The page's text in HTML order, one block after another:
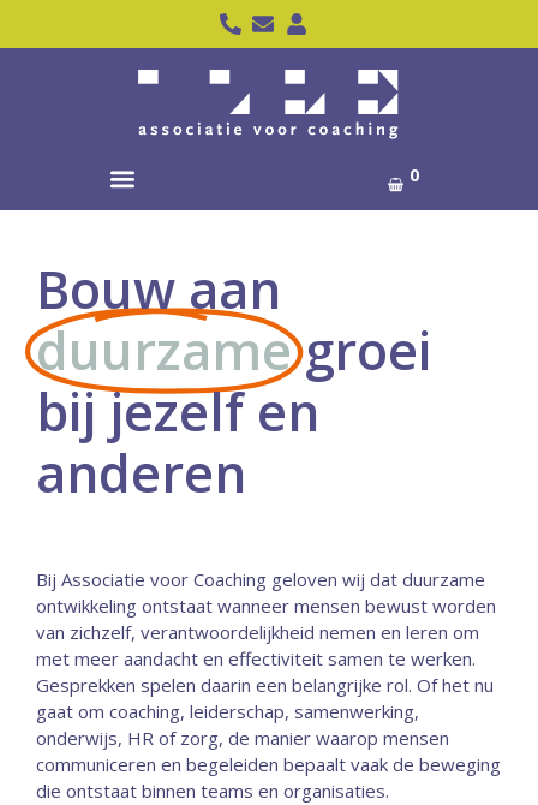
0
Bouw aan
duurzame groei
bij jezelf en
anderen
Bij Associatie voor Coaching geloven wij dat duurzame
ontwikkeling ontstaat wanneer mensen bewust worden
van zichzelf, verantwoordelijkheid nemen en leren om
met meer aandacht en effectiviteit samen te werken.
Gesprekken spelen daarin een belangrijke rol. Of het nu
gaat om coaching, leiderschap, samenwerking,
onderwijs, HR of zorg, de manier waarop mensen
communiceren en begeleiden bepaalt vaak de beweging
die ontstaat binnen teams en organisaties.